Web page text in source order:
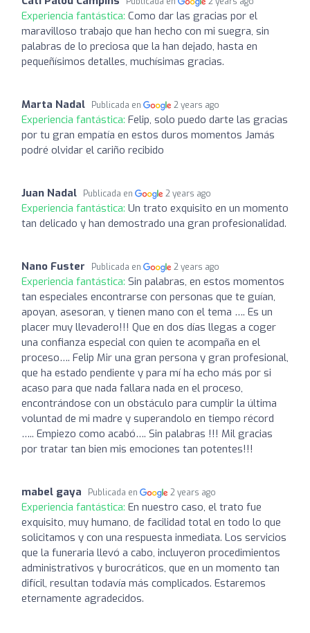
Experiencia fantástica: Como dar las gracias por el
maravilloso trabajo que han hecho con mi suegra, sin
palabras de lo preciosa que la han dejado, hasta en
pequeñísimos detalles, muchísimas gracias.
Marta Nadal Publicada en 2 years ago
Experiencia fantástica: Felip, solo puedo darte las gracias
por tu gran empatía en estos duros momentos Jamás
podré olvidar el cariño recibido
Juan Nadal Publicada en 2 years ago
Experiencia fantástica: Un trato exquisito en un momento
tan delicado y han demostrado una gran profesionalidad.
Nano Fuster Publicada en 2 years ago
Experiencia fantástica: Sin palabras, en estos momentos
tan especiales encontrarse con personas que te guían,
apoyan, asesoran, y tienen mano con el tema …. Es un
placer muy llevadero!!! Que en dos días llegas a coger
una confianza especial con quien te acompaña en el
proceso…. Felip Mir una gran persona y gran profesional,
que ha estado pendiente y para mí ha echo más por si
acaso para que nada fallara nada en el proceso,
encontrándose con un obstáculo para cumplir la última
voluntad de mi madre y superandolo en tiempo récord
….. Empiezo como acabó…. Sin palabras !!! Mil gracias
por tratar tan bien mis emociones tan potentes!!!
mabel gaya Publicada en 2 years ago
Experiencia fantástica: En nuestro caso, el trato fue
exquisito, muy humano, de facilidad total en todo lo que
solicitamos y con una respuesta inmediata. Los servicios
que la funeraria llevó a cabo, incluyeron procedimientos
administrativos y burocráticos, que en un momento tan
difícil, resultan todavía más complicados. Estaremos
eternamente agradecidos.